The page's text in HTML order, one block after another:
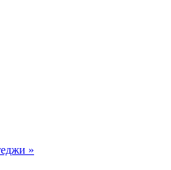
»